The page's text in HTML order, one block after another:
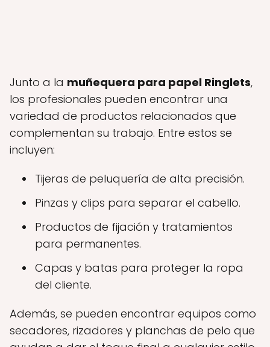
Junto a la muñequera para papel Ringlets,
los profesionales pueden encontrar una
variedad de productos relacionados que
complementan su trabajo. Entre estos se
incluyen:
Tijeras de peluquería de alta precisión.
Pinzas y clips para separar el cabello.
Productos de fijación y tratamientos
para permanentes.
Capas y batas para proteger la ropa
del cliente.
Además, se pueden encontrar equipos como
secadores, rizadores y planchas de pelo que